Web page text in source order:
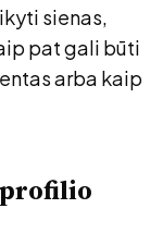
sienas,
pat gali būti
arba kaip